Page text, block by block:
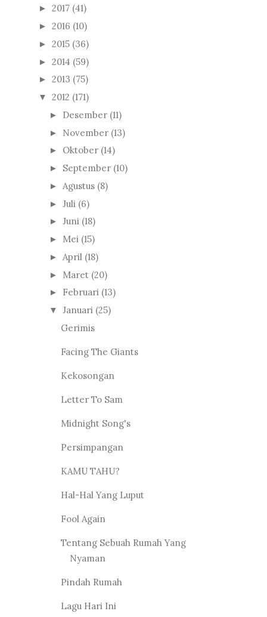
► 2017 (41)
► 2016 (10)
► 2015 (36)
► 2014 (59)
► 2013 (75)
▼ 2012 (171)
► Desember (11)
► November (13)
► Oktober (14)
► September (10)
► Agustus (8)
► Juli (6)
► Juni (18)
► Mei (15)
► April (18)
► Maret (20)
► Februari (13)
▼ Januari (25)
Gerimis
Facing The Giants
Kekosongan
Letter To Sam
Midnight Song's
Persimpangan
KAMU TAHU?
Hal-Hal Yang Luput
Fool Again
Tentang Sebuah Rumah Yang
Nyaman
Pindah Rumah
Lagu Hari Ini